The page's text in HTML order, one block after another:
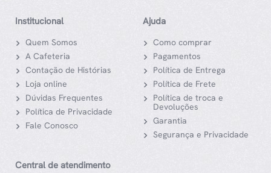
Institucional
Quem Somos
A Cafeteria
Contação de Histórias
Loja online
Dúvidas Frequentes
Política de Privacidade
Fale Conosco
Ajuda
Como comprar
Pagamentos
Política de Entrega
Política de Frete
Política de troca e
Devoluções
Garantia
Segurança e Privacidade
Central de atendimento